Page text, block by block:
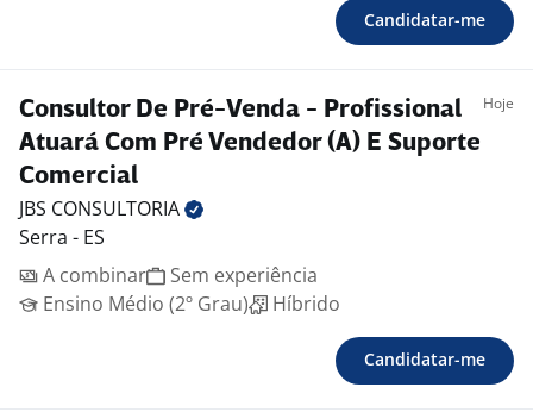
Candidatar-me
Consultor De Pré-Venda - Profissional
Atuará Com Pré Vendedor (A) E Suporte
Comercial
Hoje
JBS CONSULTORIA
Serra - ES
A combinar
Sem experiência
Ensino Médio (2º Grau)
Híbrido
Candidatar-me